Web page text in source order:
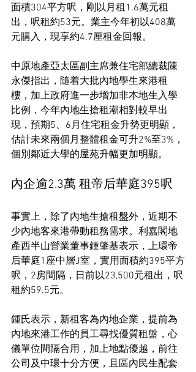
面積304平方呎，剛以月租1.6萬元租
出，呎租約53元。業主今年初以408萬
元購入，現享約4.7厘租金回報。
中原地產亞太區副主席兼住宅部總裁陳
永傑指出，隨着大批內地學生來港租
樓，加上政府進一步增加非本地生入學
比例，今年內地生搶租潮相對較早出
現，預期5、6月住宅租金升勢更明顯，
估計未來兩個月整體租金可升2%至3%，
個別鄰近大學的屋苑升幅更加明顯。
內企逾2.3萬 租帝后華庭395呎
事實上，除了內地生搶租盤外，近期不
少內地客來港帶動租務需求。利嘉閣地
產西半山營業董事鍾肇基表示，上環帝
后華庭1座中層J室，實用面積約395平方
呎，2房間隔，日前以23,500元租出，呎
租約59.5元。
鍾氏表示，新租客為內地企業，提前為
內地來港工作的員工尋找優質租盤，心
儀單位間隔合用，加上地點優越，前往
公司及中環十分方便，且區內民生配套